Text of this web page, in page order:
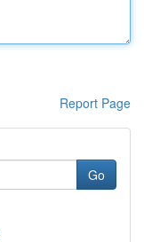
Report Page
Go